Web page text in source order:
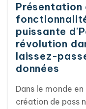
Présentation
puissante
révolution
laissez-
données
Dans le monde
création de pass